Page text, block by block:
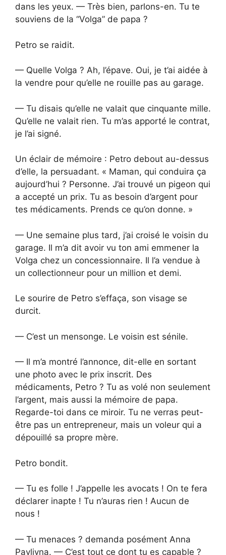
dans les yeux. — Très bien, parlons-en. Tu te
souviens de la “Volga” de papa ?
Petro se raidit.
— Quelle Volga ? Ah, l’épave. Oui, je t’ai aidée à
la vendre pour qu’elle ne rouille pas au garage.
— Tu disais qu’elle ne valait que cinquante mille.
Qu’elle ne valait rien. Tu m’as apporté le contrat,
je l’ai signé.
Un éclair de mémoire : Petro debout au-dessus
d’elle, la persuadant. « Maman, qui conduira ça
aujourd’hui ? Personne. J’ai trouvé un pigeon qui
a accepté un prix. Tu as besoin d’argent pour
tes médicaments. Prends ce qu’on donne. »
— Une semaine plus tard, j’ai croisé le voisin du
garage. Il m’a dit avoir vu ton ami emmener la
Volga chez un concessionnaire. Il l’a vendue à
un collectionneur pour un million et demi.
Le sourire de Petro s’effaça, son visage se
durcit.
— C’est un mensonge. Le voisin est sénile.
— Il m’a montré l’annonce, dit-elle en sortant
une photo avec le prix inscrit. Des
médicaments, Petro ? Tu as volé non seulement
l’argent, mais aussi la mémoire de papa.
Regarde-toi dans ce miroir. Tu ne verras peut-
être pas un entrepreneur, mais un voleur qui a
dépouillé sa propre mère.
Petro bondit.
— Tu es folle ! J’appelle les avocats ! On te fera
déclarer inapte ! Tu n’auras rien ! Aucun de
nous !
— Tu menaces ? demanda posément Anna
Pavlivna. — C’est tout ce dont tu es capable ?